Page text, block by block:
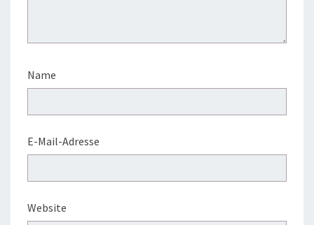
Name
E-Mail-Adresse
Website